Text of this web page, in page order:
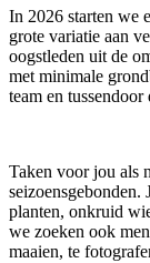
In 2026 starten we
grote variatie aan
oogstleden uit de
met minimale
team en
Taken voor jou als
seizoensgebonden.
planten, onkruid
we zoeken ook
maaien, te